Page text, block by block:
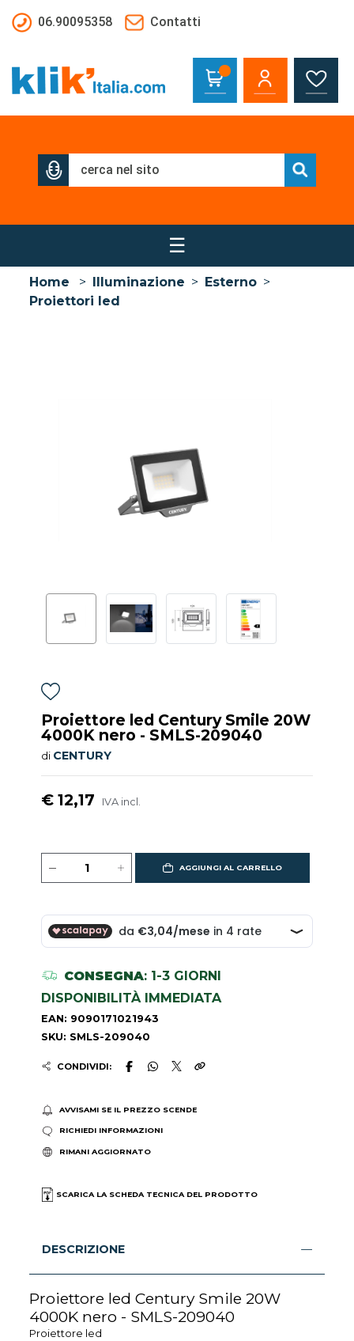
06.90095358
Contatti
☰
Home > Illuminazione > Esterno >
Proiettori led
Proiettore led Century Smile 20W
4000K nero - SMLS-209040
di CENTURY
€ 12,17 IVA incl.
AGGIUNGI AL CARRELLO
CONSEGNA: 1-3 GIORNI
DISPONIBILITÀ IMMEDIATA
EAN: 9090171021943
SKU: SMLS-209040
CONDIVIDI:
AVVISAMI SE IL PREZZO SCENDE
RICHIEDI INFORMAZIONI
RIMANI AGGIORNATO
SCARICA LA SCHEDA TECNICA DEL PRODOTTO
DESCRIZIONE
Proiettore led Century Smile 20W
4000K nero - SMLS-209040
Proiettore led